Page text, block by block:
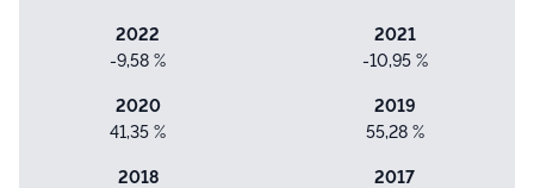
2022
-9,58 %
2021
-10,95 %
2020
41,35 %
2019
55,28 %
2018
2017